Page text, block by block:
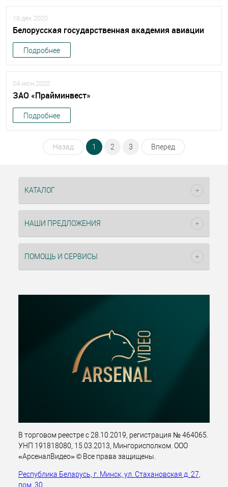
18.дек.2020
Белорусская государственная академия авиации
Подробнее
04.июн.2020
ЗАО «Прайминвест»
Подробнее
Назад 1 2 3 Вперед
КАТАЛОГ
НАШИ ПРЕДЛОЖЕНИЯ
ПОМОЩЬ И СЕРВИСЫ
В торговом реестре с 28.10.2019, регистрация № 464065.
УНП 191818080, 15.03.2013, Мингорисполком. ООО
«АрсеналВидео» © Все права защищены.
Республика Беларусь, г. Минск, ул. Стахановская д. 27,
пом. 30